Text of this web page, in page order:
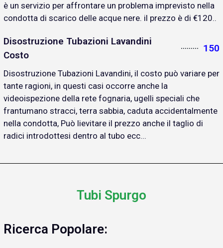
è un servizio per affrontare un problema imprevisto nella
condotta di scarico delle acque nere. il prezzo è di €120..
Disostruzione Tubazioni Lavandini
Costo
150
Disostruzione Tubazioni Lavandini, il costo può variare per
tante ragioni, in questi casi occorre anche la
videoispezione della rete fognaria, ugelli speciali che
frantumano stracci, terra sabbia, caduta accidentalmente
nella condotta, Può lievitare il prezzo anche il taglio di
radici introdottesi dentro al tubo ecc...
Tubi Spurgo
Ricerca Popolare: